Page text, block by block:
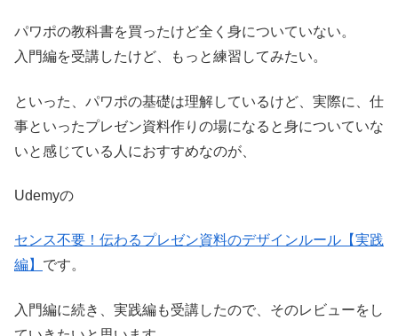
パワポの教科書を買ったけど全く身についていない。
入門編を受講したけど、もっと練習してみたい。
といった、パワポの基礎は理解しているけど、実際に、仕
事といったプレゼン資料作りの場になると身についていな
いと感じている人におすすめなのが、
Udemyの
センス不要！伝わるプレゼン資料のデザインルール【実践
編】 です。
入門編に続き、実践編も受講したので、そのレビューをし